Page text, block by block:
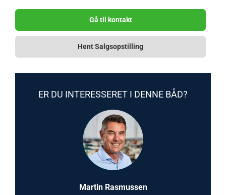
Gå til kontakt
Hent Salgsopstilling
ER DU INTERESSERET I DENNE BÅD?
Martin Rasmussen